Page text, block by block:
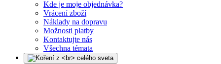
Kde je moje objednávka?
Vrácení zboží
Náklady na dopravu
Možnosti platby
Kontaktujte nás
Všechna témata